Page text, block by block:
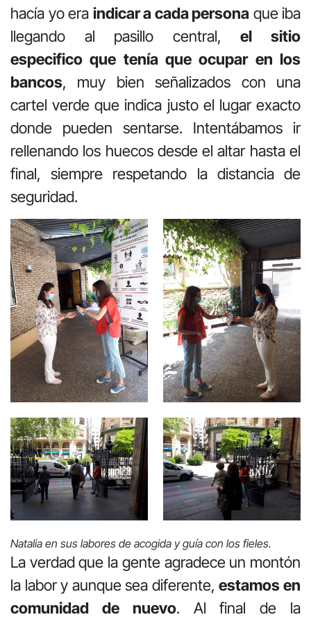
hacía yo era indicar a cada persona que iba
llegando al pasillo central,el sitio
especifico que tenía que ocupar en los
bancos, muy bien señalizados con una
cartel verde que indica justo el lugar exacto
donde pueden sentarse. Intentábamos ir
rellenando los huecos desde el altar hasta el
final, siempre respetando la distancia de
seguridad.
Natalia en sus labores de acogida y guía con los fieles.
La verdad que la gente agradece un montón
la labor y aunque sea diferente,estamos en
comunidad de nuevo. Al final de la